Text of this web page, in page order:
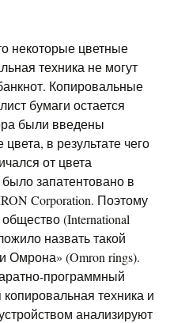
некоторые цветные
техника не могут
Копировальные
бумаги остается
были введены
в результате чего
от цвета
запатентовано в
Corporation. Поэтому
(International
назвать такой
Омрона» (Omron rings).
программный
техника и
анализируют